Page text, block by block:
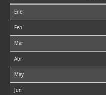
Ene
Feb
Mar
Abr
May
Jun